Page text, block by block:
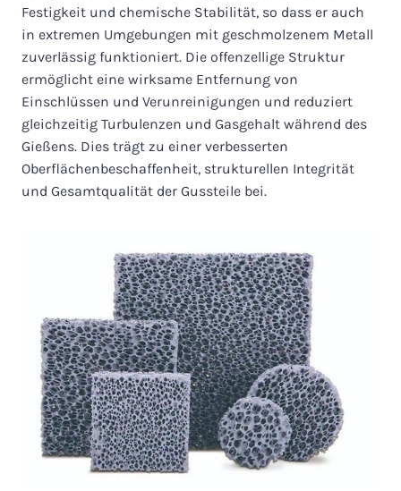
Festigkeit und chemische Stabilität, so dass er auch
in extremen Umgebungen mit geschmolzenem Metall
zuverlässig funktioniert. Die offenzellige Struktur
ermöglicht eine wirksame Entfernung von
Einschlüssen und Verunreinigungen und reduziert
gleichzeitig Turbulenzen und Gasgehalt während des
Gießens. Dies trägt zu einer verbesserten
Oberflächenbeschaffenheit, strukturellen Integrität
und Gesamtqualität der Gussteile bei.